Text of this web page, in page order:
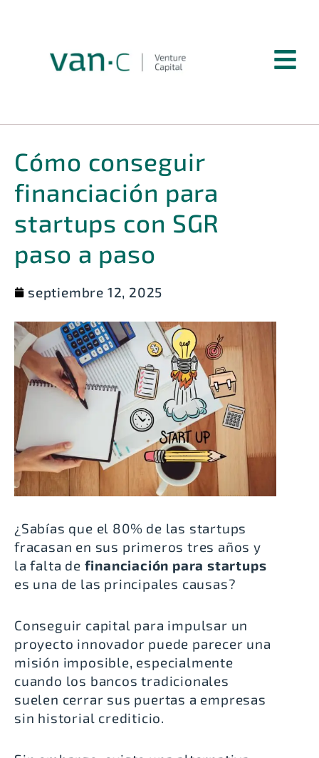
Cómo conseguir
financiación para
startups con SGR
paso a paso
septiembre 12, 2025
¿Sabías que el 80% de las startups
fracasan en sus primeros tres años y
la falta de financiación para startups
es una de las principales causas?
Conseguir capital para impulsar un
proyecto innovador puede parecer una
misión imposible, especialmente
cuando los bancos tradicionales
suelen cerrar sus puertas a empresas
sin historial crediticio.